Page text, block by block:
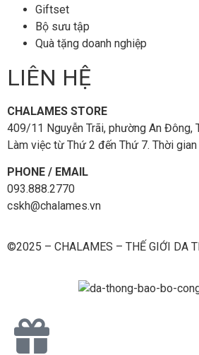
Giftset
Bộ sưu tập
Quà tặng doanh nghiệp
LIÊN HỆ
CHALAMES STORE
409/11 Nguyễn Trãi, phường An Đông,
Làm việc từ Thứ 2 đến Thứ 7. Thời
PHONE / EMAIL
093.888.2770
cskh@chalames.vn
©2025 – CHALAMES – THẾ GIỚI DA